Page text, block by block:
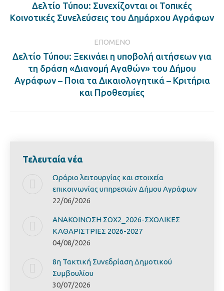
Previous
post:
Δελτίο Τύπου: Συνεχίζονται οι Τοπικές
Κοινοτικές Συνελεύσεις του Δημάρχου Αγράφων
ΕΠΌΜΕΝΟ
Next
post:
Δελτίο Τύπου: Ξεκινάει η υποβολή αιτήσεων για
τη δράση «Διανομή Αγαθών» του Δήμου
Αγράφων – Ποια τα Δικαιολογητικά – Κριτήρια
και Προθεσμίες
Τελευταία νέα
Ωράριο λειτουργίας και στοιχεία
επικοινωνίας υπηρεσιών Δήμου Αγράφων
22/06/2026
ΑΝΑΚΟΙΝΩΣΗ ΣΟΧ2_2026-ΣΧΟΛΙΚΕΣ
ΚΑΘΑΡΙΣΤΡΙΕΣ 2026-2027
04/08/2026
8η Τακτική Συνεδρίαση Δημοτικού
Συμβουλίου
30/07/2026